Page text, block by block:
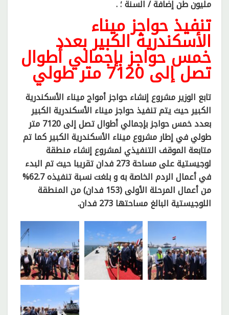
مليون طن إضافة / السنة ؛ ‏.
تنفيذ حواجز ميناء
الأسكندرية الكبير بعدد
خمس حواجز بإجمالي أطوال
تصل إلى 7120 متر طولي
تابع الوزير مشروع إنشاء حواجز أمواج ميناء الأسكندرية
الكبير حيث يتم تنفيذ حواجز ميناء الأسكندرية الكبير
بعدد خمس حواجز بإجمالي أطوال تصل إلى 7120 متر
طولي في إطار مشروع ميناء الأسكندرية الكبير كما تم
متابعة الموقف التنفيذي لمشروع إنشاء منطقة
لوجيستية على مساحة 273 فدان تقريبا حيث تم البدء
في أعمال الردم الخاصة به و بلغت نسبة تنفيذه 62.7%
من أعمال المرحلة الأولى (153 فدان) من المنطقة
اللوجيستية البالغ مساحتها 273 فدان.